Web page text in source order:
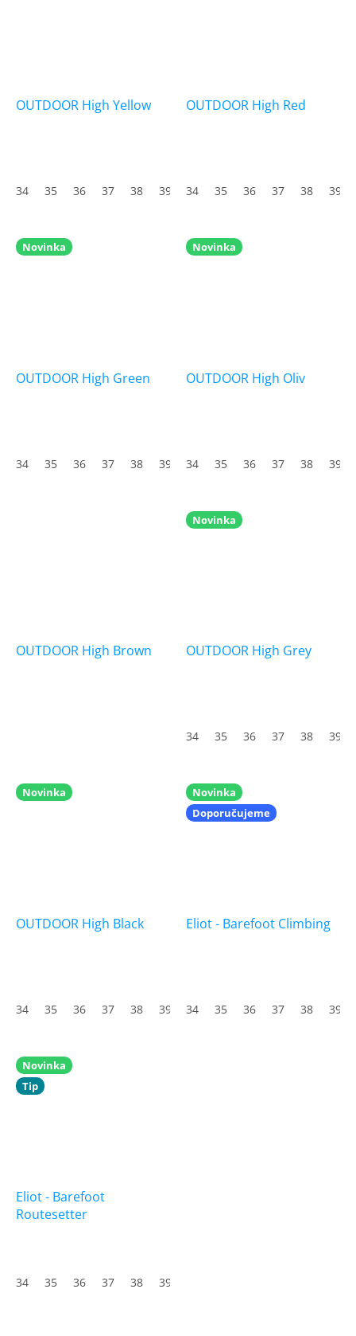
OUTDOOR High Yellow
34 35 36 37 38 39 40 41 42 43 44 45
OUTDOOR High Red
34 35 36 37 38 39
Novinka
OUTDOOR High Green
34 35 36 37 38 39 40 41 42 43 44 45
Novinka
OUTDOOR High Oliv
34 35 36 37 38 39
OUTDOOR High Brown
Novinka
OUTDOOR High Grey
34 35 36 37 38 39
Novinka
OUTDOOR High Black
34 35 36 37 38 39 40 41 42 43 44 45
Novinka
Doporučujeme
Eliot - Barefoot Climbing
34 35 36 37 38 39
Novinka
Tip
Eliot - Barefoot
Routesetter
34 35 36 37 38 39